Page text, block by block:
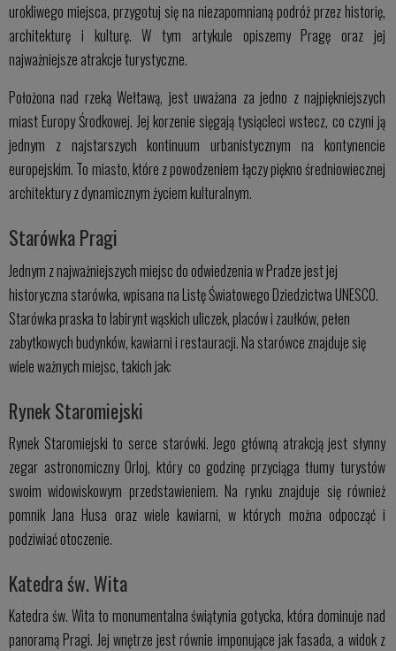
urokliwego miejsca, przygotuj się na niezapomnianą podróż przez historię,
architekturę i kulturę. W tym artykule opiszemy Pragę oraz jej
najważniejsze atrakcje turystyczne.
Położona nad rzeką Wełtawą, jest uważana za jedno z najpiękniejszych
miast Europy Środkowej. Jej korzenie sięgają tysiącleci wstecz, co czyni ją
jednym z najstarszych kontinuum urbanistycznym na kontynencie
europejskim. To miasto, które z powodzeniem łączy piękno średniowiecznej
architektury z dynamicznym życiem kulturalnym.
Starówka Pragi
Jednym z najważniejszych miejsc do odwiedzenia w Pradze jest jej
historyczna starówka, wpisana na Listę Światowego Dziedzictwa UNESCO.
Starówka praska to labirynt wąskich uliczek, placów i zaułków, pełen
zabytkowych budynków, kawiarni i restauracji. Na starówce znajduje się
wiele ważnych miejsc, takich jak:
Rynek Staromiejski
Rynek Staromiejski to serce starówki. Jego główną atrakcją jest słynny
zegar astronomiczny Orloj, który co godzinę przyciąga tłumy turystów
swoim widowiskowym przedstawieniem. Na rynku znajduje się również
pomnik Jana Husa oraz wiele kawiarni, w których można odpocząć i
podziwiać otoczenie.
Katedra św. Wita
Katedra św. Wita to monumentalna świątynia gotycka, która dominuje nad
panoramą Pragi. Jej wnętrze jest równie imponujące jak fasada, a widok z